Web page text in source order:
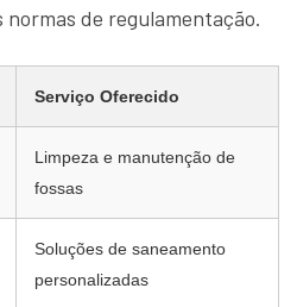
normas de regulamentação.
Serviço Oferecido
Limpeza e manutenção de
fossas
Soluções de saneamento
personalizadas